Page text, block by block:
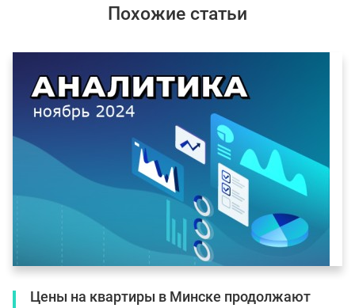
Похожие статьи
Цены на квартиры в Минске продолжают